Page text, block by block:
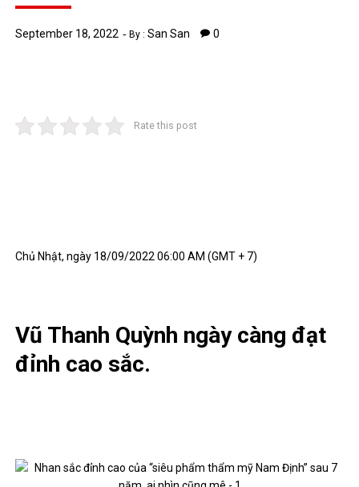
September 18, 2022 By :San San 0
Rate this post
Chủ Nhật, ngày 18/09/2022 06:00 AM (GMT + 7)
Vũ Thanh Quỳnh ngày càng đạt
đỉnh cao sắc.